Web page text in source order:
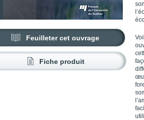
Feuilleter cet ouvrage
Fiche produit